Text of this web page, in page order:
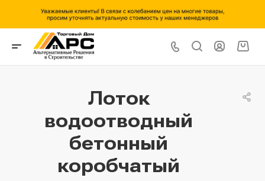
Лоток
водоотводный
бетонный
коробчатый